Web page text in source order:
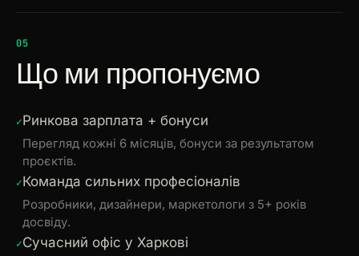
05
Що ми пропонуємо
Ринкова зарплата + бонуси
Перегляд кожні 6 місяців, бонуси за результатом
проєктів.
Команда сильних професіоналів
Розробники, дизайнери, маркетологи з 5+ років
досвіду.
Сучасний офіс у Харкові